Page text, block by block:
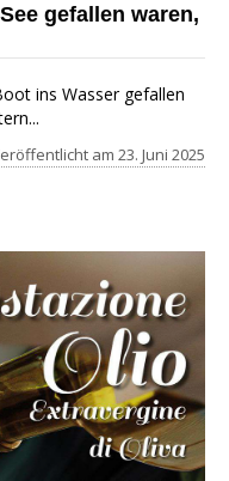
gefallen waren,
ins Wasser gefallen
am 23. Juni 2025